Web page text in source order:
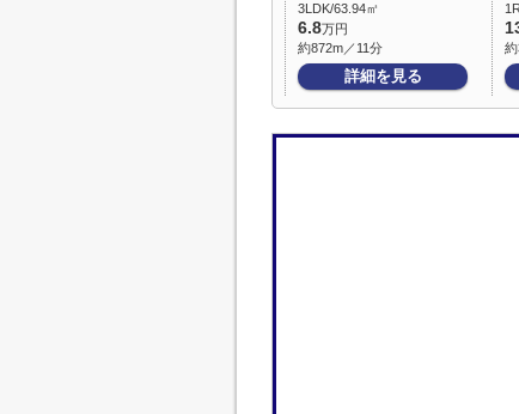
3LDK/63.94㎡
6.8万円
約872m／11分
詳細を見る